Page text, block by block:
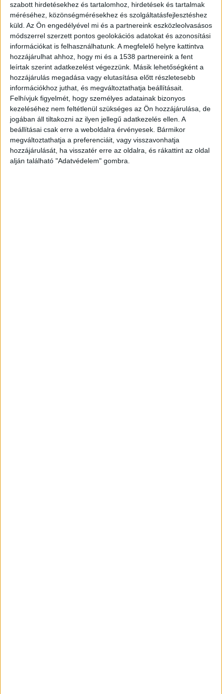
szabott hirdetésekhez és tartalomhoz, hirdetések és tartalmak
méréséhez, közönségmérésekhez és szolgáltatásfejlesztéshez
küld. Az Ön engedélyével mi és a partnereink eszközleolvasásos
módszerrel szerzett pontos geolokációs adatokat és azonosítási
információkat is felhasználhatunk. A megfelelő helyre kattintva
hozzájárulhat ahhoz, hogy mi és a 1538 partnereink a fent
leírtak szerint adatkezelést végezzünk. Másik lehetőségként a
hozzájárulás megadása vagy elutasítása előtt részletesebb
információkhoz juthat, és megváltoztathatja beállításait.
Felhívjuk figyelmét, hogy személyes adatainak bizonyos
kezeléséhez nem feltétlenül szükséges az Ön hozzájárulása, de
jogában áll tiltakozni az ilyen jellegű adatkezelés ellen. A
beállításai csak erre a weboldalra érvényesek. Bármikor
megváltoztathatja a preferenciáit, vagy visszavonhatja
hozzájárulását, ha visszatér erre az oldalra, és rákattint az oldal
alján található "Adatvédelem" gombra.
BUDAPEST PARK SZÍNPADÁN, MINT
KISGYEREK A CUKORKABOLTBAN
ZENE
ZENE
A legfrissebb megjelenések első kézből!
A DUETT, AMIRŐL MINDIG IS
TUDTUK, HOGY SZÜKSÉGÜNK VAN